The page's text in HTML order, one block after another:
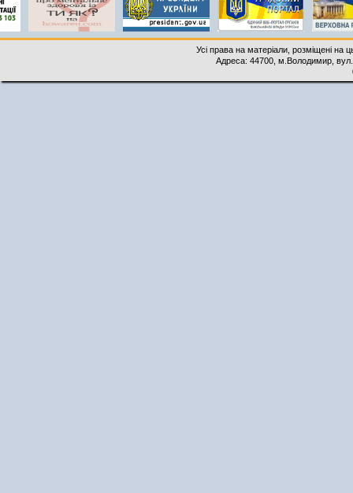
Усі права на матеріали, розміщені на
Адреса: 44700, м.Володимир,